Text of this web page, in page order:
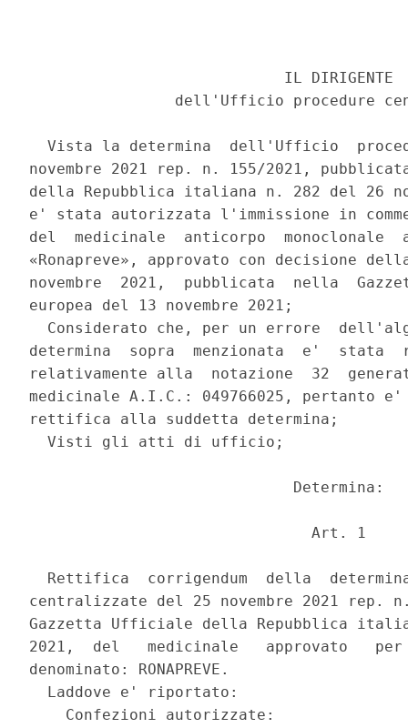
                            IL DIRIGENTE
dell'Ufficio procedure
Vista la determina  dell'Ufficio
novembre 2021 rep. n. 155/2021,
della Repubblica italiana n. 282 del 26
e' stata autorizzata l'immissione in
del  medicinale  anticorpo  monoclonale
«Ronapreve», approvato con decisione
novembre  2021,  pubblicata  nella
europea del 13 novembre 2021;
Considerato che, per un errore
determina  sopra  menzionata  e'  stata
relativamente alla  notazione  32
medicinale A.I.C.: 049766025, pertanto
rettifica alla suddetta determina;
  Visti gli atti di ufficio;
                             Determina:
                               Art. 1
Rettifica  corrigendum  della
centralizzate del 25 novembre 2021 rep.
Gazzetta Ufficiale della Repubblica
2021,  del   medicinale   approvato
denominato: RONAPREVE.
  Laddove e' riportato:
    Confezioni autorizzate: